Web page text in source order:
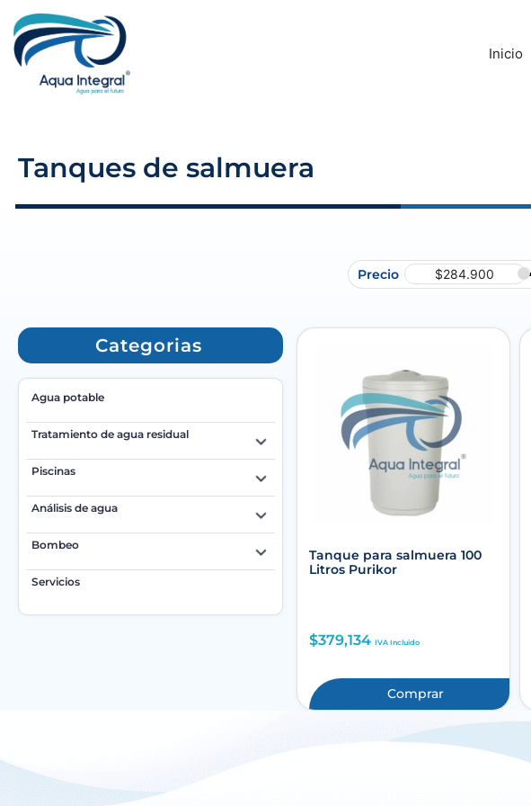
Inicio
Tanques de salmuera
Precio $284.900
Categorias
Agua potable
Tratamiento de agua residual
Piscinas
Análisis de agua
Bombeo
Servicios
Tanque para salmuera 100
Litros Purikor
$379,134 IVA Incluido
Comprar